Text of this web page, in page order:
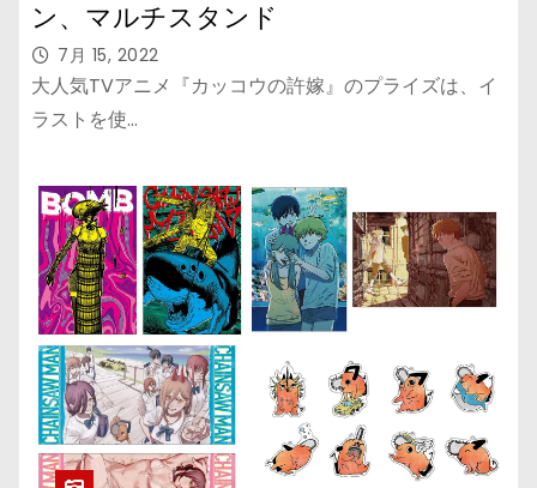
ン、マルチスタンド
7月 15, 2022
大人気TVアニメ『カッコウの許嫁』のプライズは、イ
ラストを使…